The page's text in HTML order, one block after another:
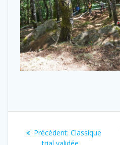
Précédent: Classique